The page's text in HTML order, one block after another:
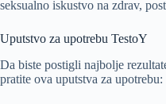
seksualno iskustvo na zdrav,
Uputstvo za upotrebu TestoY
Da biste postigli najbolje
pratite ova uputstva za upotrebu: